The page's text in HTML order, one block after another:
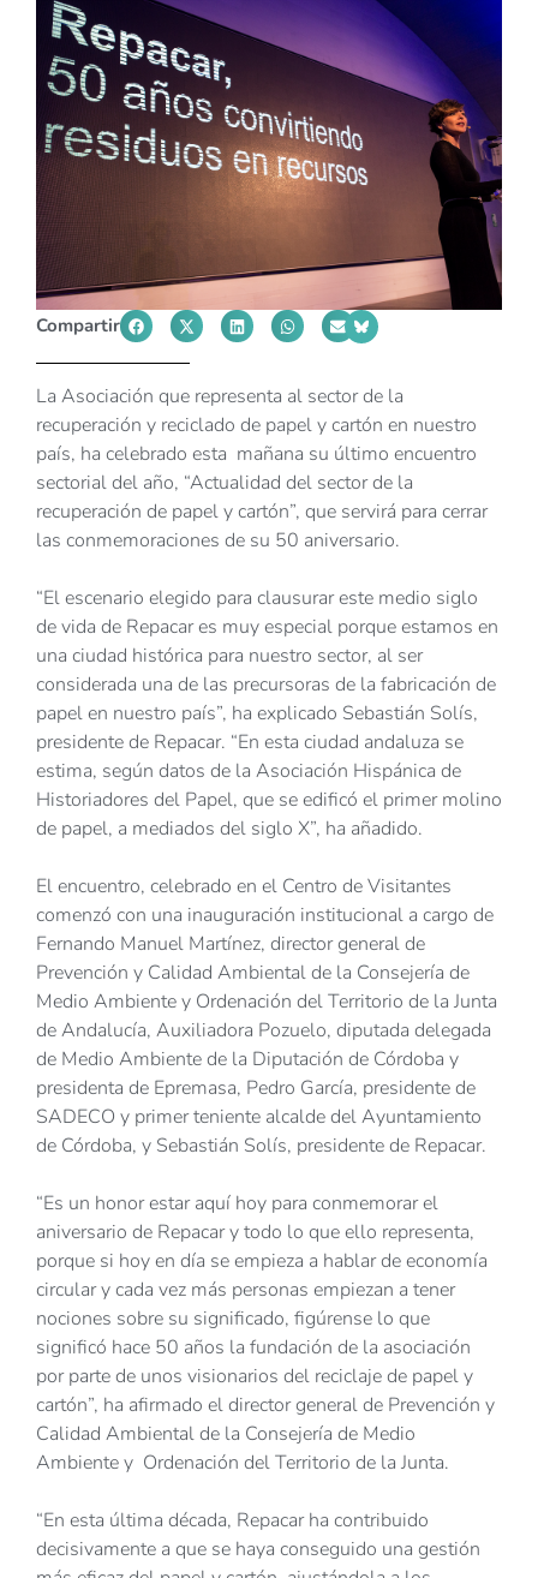
Compartir
La Asociación que representa al sector de la
recuperación y reciclado de papel y cartón en nuestro
país, ha celebrado esta mañana su último encuentro
sectorial del año, “Actualidad del sector de la
recuperación de papel y cartón”, que servirá para cerrar
las conmemoraciones de su 50 aniversario.
“El escenario elegido para clausurar este medio siglo
de vida de Repacar es muy especial porque estamos en
una ciudad histórica para nuestro sector, al ser
considerada una de las precursoras de la fabricación de
papel en nuestro país”, ha explicado Sebastián Solís,
presidente de Repacar. “En esta ciudad andaluza se
estima, según datos de la Asociación Hispánica de
Historiadores del Papel, que se edificó el primer molino
de papel, a mediados del siglo X”, ha añadido.
El encuentro, celebrado en el Centro de Visitantes
comenzó con una inauguración institucional a cargo de
Fernando Manuel Martínez, director general de
Prevención y Calidad Ambiental de la Consejería de
Medio Ambiente y Ordenación del Territorio de la Junta
de Andalucía, Auxiliadora Pozuelo, diputada delegada
de Medio Ambiente de la Diputación de Córdoba y
presidenta de Epremasa, Pedro García, presidente de
SADECO y primer teniente alcalde del Ayuntamiento
de Córdoba, y Sebastián Solís, presidente de Repacar.
“Es un honor estar aquí hoy para conmemorar el
aniversario de Repacar y todo lo que ello representa,
porque si hoy en día se empieza a hablar de economía
circular y cada vez más personas empiezan a tener
nociones sobre su significado, figúrense lo que
significó hace 50 años la fundación de la asociación
por parte de unos visionarios del reciclaje de papel y
cartón”, ha afirmado el director general de Prevención y
Calidad Ambiental de la Consejería de Medio
Ambiente y Ordenación del Territorio de la Junta.
“En esta última década, Repacar ha contribuido
decisivamente a que se haya conseguido una gestión